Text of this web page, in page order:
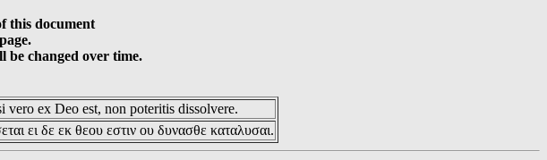
this document
be changed over time.
vero ex Deo est, non poteritis dissolvere.
ει δε εκ θεου εστιν ου δυνασθε καταλυσαι.